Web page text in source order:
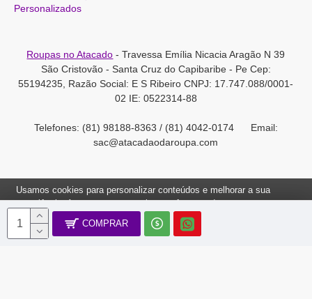
COMPRAR
Personalizados
Roupas no Atacado - Travessa Emília Nicacia Aragão N 39
São Cristovão - Santa Cruz do Capibaribe - Pe Cep:
55194235, Razão Social: E S Ribeiro CNPJ: 17.747.088/0001-
02 IE: 0522314-88
Telefones: (81) 98188-8363 / (81) 4042-0174 Email:
sac@atacadaodaroupa.com
Roupas no Atacado 2012-2022, Todos os direitos reservados.
Usamos cookies para personalizar conteúdos e melhorar a sua
experiência. Ao navegar neste site, você concorda com a nossa
Política de Cookies.